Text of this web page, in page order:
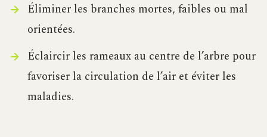
Éliminer les branches mortes, faibles ou mal
orientées.
Éclaircir les rameaux au centre de l’arbre pour
favoriser la circulation de l’air et éviter les
maladies.